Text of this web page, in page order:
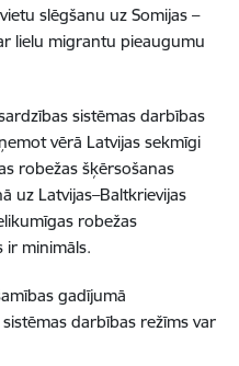
slēgšanu uz Somijas –
lielu migrantu pieaugumu
sistēmas darbības
vērā Latvijas sekmīgi
robežas šķērsošanas
uz Latvijas–Baltkrievijas
robežas
ir minimāls.
gadījumā
darbības režīms var